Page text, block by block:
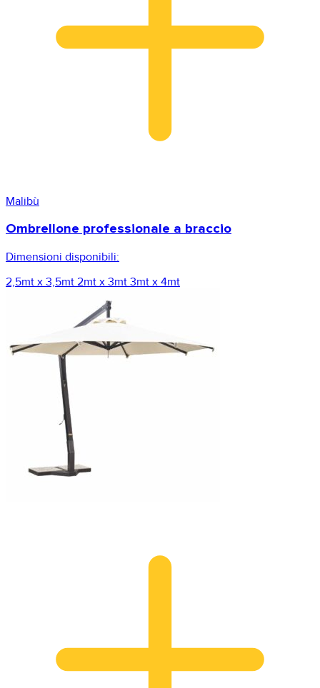
Malibù
Ombrellone professionale a braccio
Dimensioni disponibili:
2,5mt x 3,5mt 2mt x 3mt 3mt x 4mt